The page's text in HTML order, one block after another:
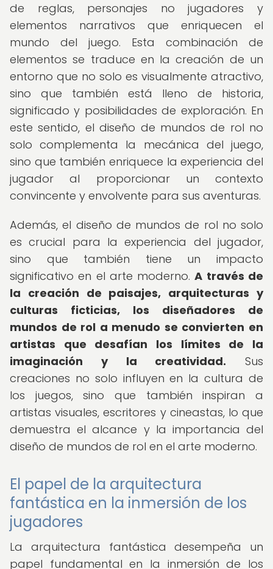
de reglas, personajes no jugadores y
elementos narrativos que enriquecen el
mundo del juego. Esta combinación de
elementos se traduce en la creación de un
entorno que no solo es visualmente atractivo,
sino que también está lleno de historia,
significado y posibilidades de exploración. En
este sentido, el diseño de mundos de rol no
solo complementa la mecánica del juego,
sino que también enriquece la experiencia del
jugador al proporcionar un contexto
convincente y envolvente para sus aventuras.
Además, el diseño de mundos de rol no solo
es crucial para la experiencia del jugador,
sino que también tiene un impacto
significativo en el arte moderno.A través de
la creación de paisajes, arquitecturas y
culturas ficticias, los diseñadores de
mundos de rol a menudo se convierten en
artistas que desafían los límites de la
imaginación y la creatividad. Sus
creaciones no solo influyen en la cultura de
los juegos, sino que también inspiran a
artistas visuales, escritores y cineastas, lo que
demuestra el alcance y la importancia del
diseño de mundos de rol en el arte moderno.
El papel de la arquitectura
fantástica en la inmersión de los
jugadores
La arquitectura fantástica desempeña un
papel fundamental en la inmersión de los